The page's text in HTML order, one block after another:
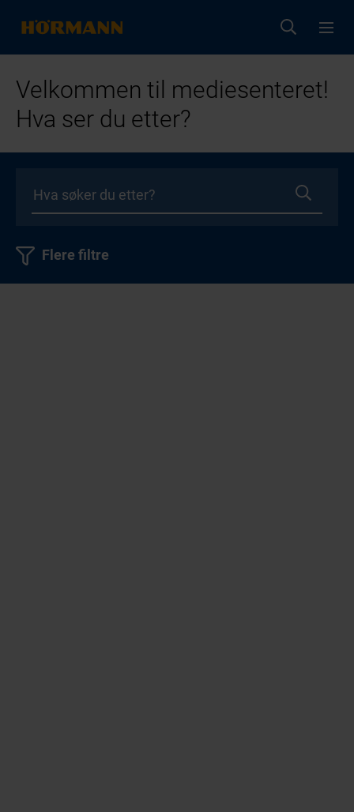
Velkommen til mediesenteret!
Hva ser du etter?
Flere filtre